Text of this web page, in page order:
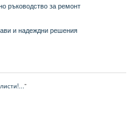
ръководство за ремонт
и надеждни решения
”